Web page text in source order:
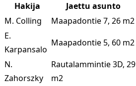
Hakija
Jaettu asunto
M. Colling
Maapadontie 7, 26 m2
E.
Karpansalo
Maapadontie 5, 60 m2
N.
Zahorszky
Rautalammintie 3D, 29
m2